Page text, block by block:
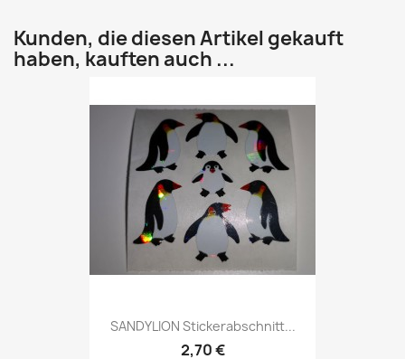
Kunden, die diesen Artikel gekauft
haben, kauften auch ...
SANDYLION Stickerabschnitt...
2,70 €